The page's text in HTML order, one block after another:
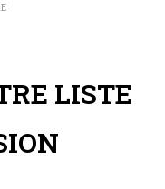
LISTE